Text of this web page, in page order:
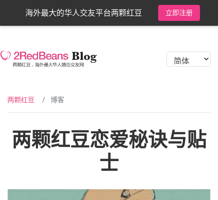
海外最大的华人交友平台两颗红豆 立即注册
两颗红豆 博客
两颗红豆恋爱秘诀与贴
士